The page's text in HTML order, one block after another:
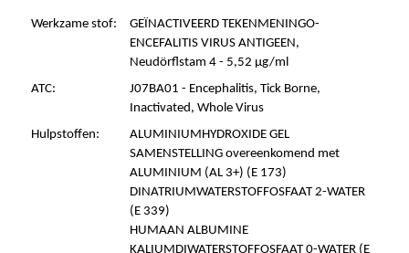
Werkzame stof:
GEÏNACTIVEERD TEKENMENINGO-
ENCEFALITIS VIRUS ANTIGEEN,
Neudörflstam 4 - 5,52 µg/ml
ATC:
J07BA01 - Encephalitis, Tick Borne,
Inactivated, Whole Virus
Hulpstoffen:
ALUMINIUMHYDROXIDE GEL
SAMENSTELLING overeenkomend met
ALUMINIUM (AL 3+) (E 173)
DINATRIUMWATERSTOFFOSFAAT 2-WATER
(E 339)
HUMAAN ALBUMINE
KALIUMDIWATERSTOFFOSFAAT 0-WATER (E